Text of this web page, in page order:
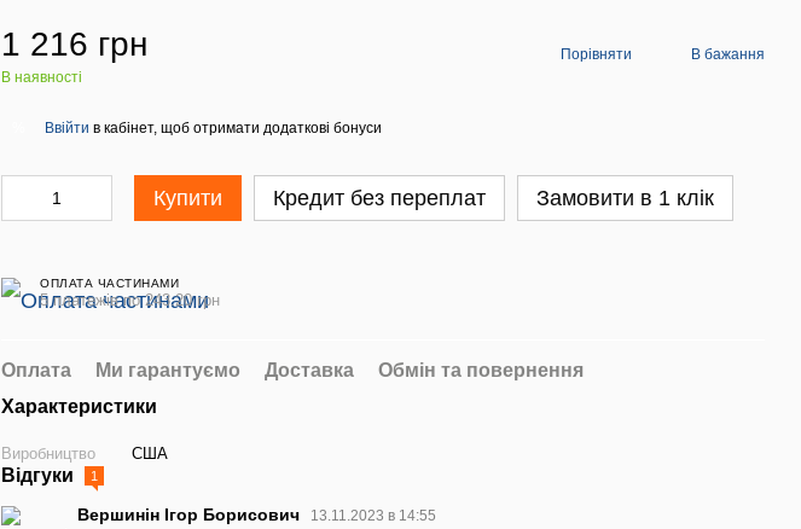
1 216 грн
В наявності
Порівняти В бажання
Ввійти в кабінет, щоб отримати додаткові бонуси
Купити Кредит без переплат Замовити в 1 клік
ОПЛАТА ЧАСТИНАМИ
5 платежів по 243.20 грн
Оплата Ми гарантуємо Доставка
Обмін та повернення
Характеристики
Виробництво США
Відгуки 1
Вершинін Ігор Борисович 13.11.2023 в 14:55